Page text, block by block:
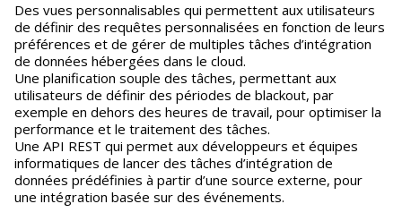
Des vues personnalisables qui permettent aux utilisateurs
de définir des requêtes personnalisées en fonction de leurs
préférences et de gérer de multiples tâches d’intégration
de données hébergées dans le cloud.
Une planification souple des tâches, permettant aux
utilisateurs de définir des périodes de blackout, par
exemple en dehors des heures de travail, pour optimiser la
performance et le traitement des tâches.
Une API REST qui permet aux développeurs et équipes
informatiques de lancer des tâches d’intégration de
données prédéfinies à partir d’une source externe, pour
une intégration basée sur des événements.